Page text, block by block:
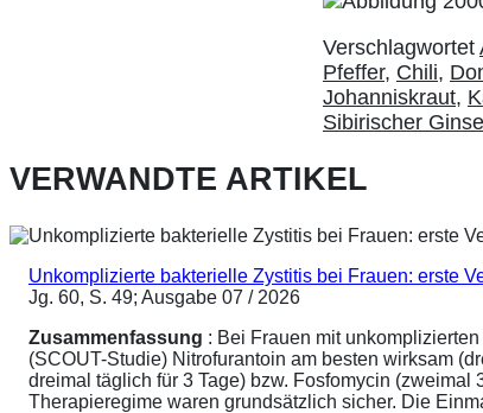
Verschlagwortet
Pfeffer, Chili,
Johanniskraut,
Sibirischer
VERWANDTE ARTIKEL
Unkomplizierte bakterielle Zystitis bei Frauen: erste
Jg. 60, S. 49; Ausgabe 07 / 2026
Zusammenfassung : Bei Frauen mit
(SCOUT-Studie) Nitrofurantoin am besten wirksam
dreimal täglich für 3 Tage) bzw. Fosfomycin
Therapieregime waren grundsätzlich sicher. Die